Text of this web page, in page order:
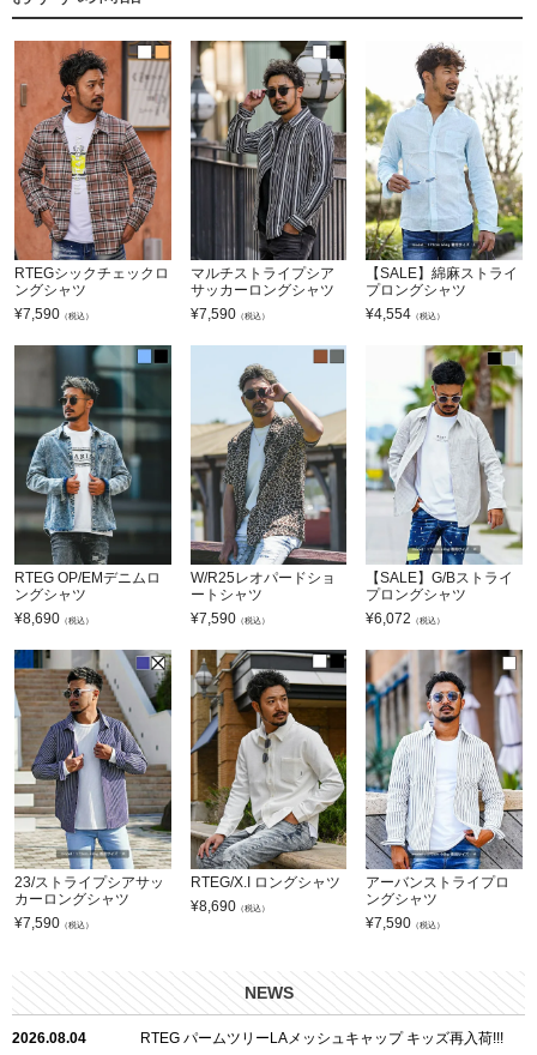
RTEGシックチェックロ
ングシャツ
¥7,590 （税込）
マルチストライプシア
サッカーロングシャツ
¥7,590（税込）
【SALE】綿麻ストライ
プロングシャツ
¥4,554 （税込）
RTEG OP/EMデニムロ
ングシャツ
¥8,690 （税込）
W/R25レオパードショ
ートシャツ
¥7,590（税込）
【SALE】G/Bストライ
プロングシャツ
¥6,072 （税込）
23/ストライプシアサッ
カーロングシャツ
¥7,590 （税込）
RTEG/X.I ロングシャツ
¥8,690（税込）
アーバンストライプロ
ングシャツ
¥7,590 （税込）
NEWS
2026.08.04 RTEG パームツリーLAメッシュキャップ キッズ再入荷!!!